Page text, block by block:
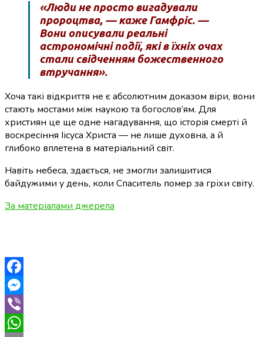
«Люди не просто вигадували
пророцтва, — каже Гамфріс. —
Вони описували реальні
астрономічні події, які в їхніх очах
стали свідченням божественного
втручання».
Хоча такі відкриття не є абсолютним доказом віри, вони
стають мостами між наукою та богослов’ям. Для
християн це ще одне нагадування, що історія смерті й
воскресіння Іісуса Христа — не лише духовна, а й
глибоко вплетена в матеріальний світ.
Навіть небеса, здається, не змогли залишитися
байдужими у день, коли Спаситель помер за гріхи світу.
За матеріалами джерела
Facebook
Messenger
Viber